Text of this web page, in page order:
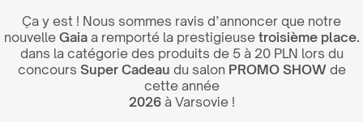
Ça y est ! Nous sommes ravis d’annoncer que notre
nouvelle Gaiaa remporté la prestigieuse troisième place.
dans la catégorie des produits de 5 à 20 PLN lors du
concours Super Cadeau du salon PROMO SHOWde
cette année
2026à Varsovie !